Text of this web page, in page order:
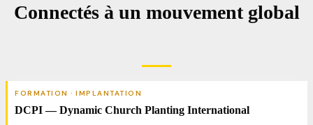
Connectés à un mouvement global
FORMATION · IMPLANTATION
DCPI — Dynamic Church Planting International